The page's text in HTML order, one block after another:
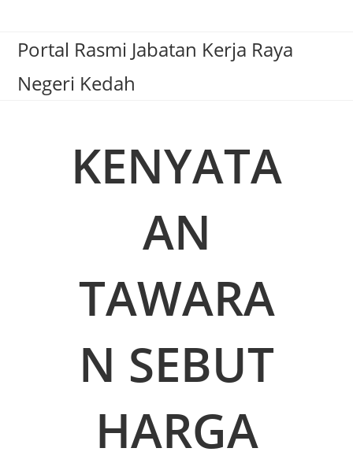
Portal Rasmi Jabatan Kerja Raya
Negeri Kedah
KENYATA
AN
TAWARA
N SEBUT
HARGA